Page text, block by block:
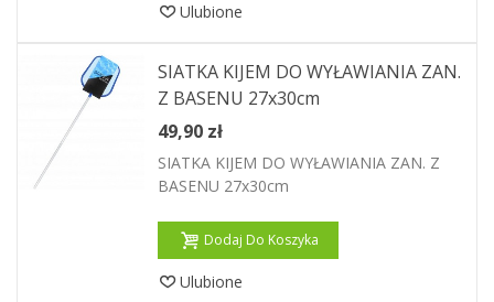
Ulubione
SIATKA KIJEM DO WYŁAWIANIA ZAN.
Z BASENU 27x30cm
49,90 zł
SIATKA KIJEM DO WYŁAWIANIA ZAN. Z
BASENU 27x30cm
Dodaj Do Koszyka
Ulubione